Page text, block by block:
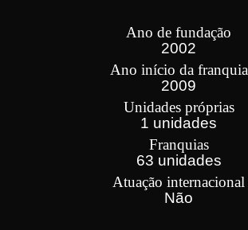
Ano de fundação
2002
Ano início da franquia
2009
Unidades próprias
1 unidades
Franquias
63 unidades
Atuação internacional
Não